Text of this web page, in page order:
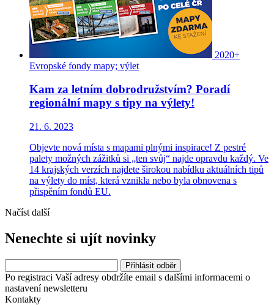
2020+
Evropské fondy mapy; výlet
Kam za letním dobrodružstvím? Poradí
regionální mapy s tipy na výlety!
21. 6. 2023
Objevte nová místa s mapami plnými inspirace! Z pestré
palety možných zážitků si „ten svůj“ najde opravdu každý. Ve
14 krajských verzích najdete širokou nabídku aktuálních tipů
na výlety do míst, která vznikla nebo byla obnovena s
přispěním fondů EU.
Načíst další
Nenechte si ujít novinky
Po registraci Vaší adresy obdržíte email s dalšími informacemi o
nastavení newsletteru
Kontakty